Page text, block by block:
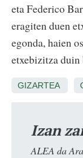
eta Federico
eragiten duen
egonda, haien
etxebizitza duin
GIZARTEA
Izan
ALEA da